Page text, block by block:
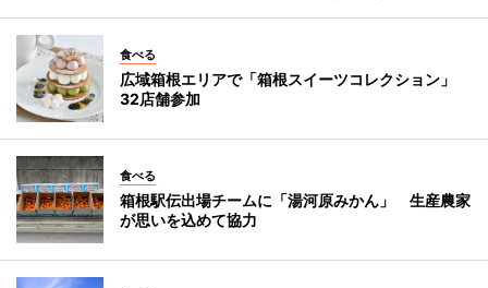
食べる
広域箱根エリアで「箱根スイーツコレクション」
32店舗参加
食べる
箱根駅伝出場チームに「湯河原みかん」 生産農家
が思いを込めて協力